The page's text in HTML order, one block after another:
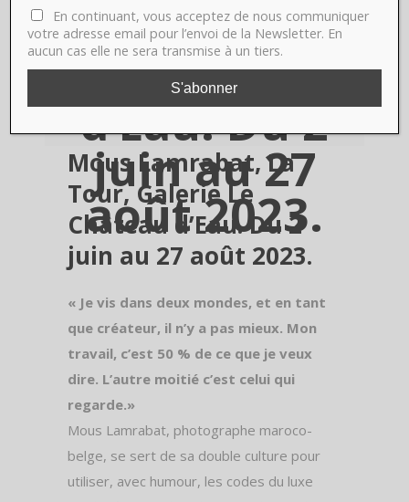
Galerie Le
Château
d’Eau. Du 2
juin au 27
août 2023.
Mous Lamrabat, La
Tour, Galerie Le
Château d’Eau. Du 2
juin au 27 août 2023.
« Je vis dans deux mondes, et en tant
que créateur, il n’y a pas mieux. Mon
travail, c’est 50 % de ce que je veux
dire. L’autre moitié c’est celui qui
regarde.»
Mous Lamrabat, photographe maroco-
belge, se sert de sa double culture pour
utiliser, avec humour, les codes du luxe
En continuant, vous acceptez de nous communiquer
votre adresse email pour l’envoi de la Newsletter. En
aucun cas elle ne sera transmise à un tiers.